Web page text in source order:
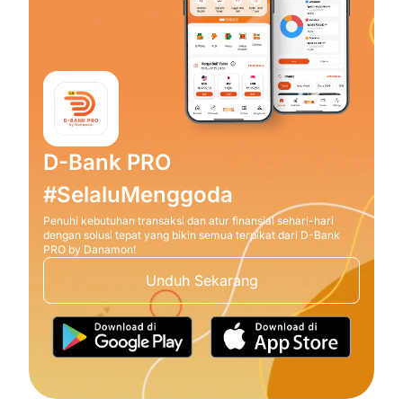
D-Bank PRO
#SelaluMenggoda
Penuhi kebutuhan transaksi dan atur finansial sehari-hari
dengan solusi tepat yang bikin semua terpikat dari D-Bank
PRO by Danamon!
Unduh Sekarang